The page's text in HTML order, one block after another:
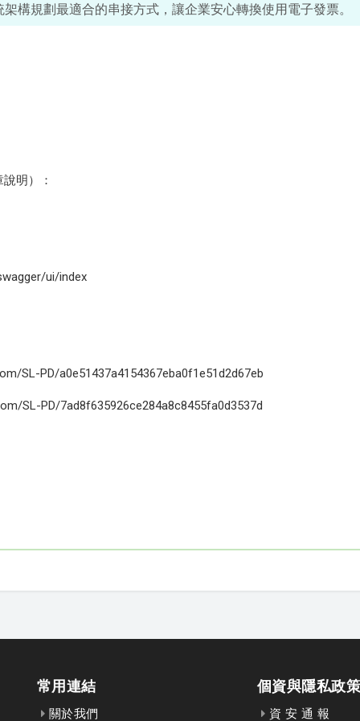
構規劃最適合的串接方式，讓企業安心轉換使用電子發票。
明）：
ui/index
SL-PD/a0e51437a4154367eba0f1e51d2d67eb
SL-PD/7ad8f635926ce284a8c8455fa0d3537d
常用連結
關於我們
個資與隱私政
資 安 通 報